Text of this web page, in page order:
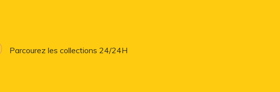
Parcourez les collections 24/24H